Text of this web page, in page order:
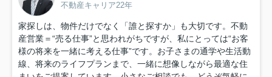
不動産キャリア22年
家探しは、物件だけでなく「誰と探すか」も大切です。不動
産営業＝“売る仕事”と思われがちですが、私にとっては“お客
様の将来を一緒に考える仕事”です。お子さまの通学や生活動
線、将来のライフプランまで、一緒に想像しながら最適な住